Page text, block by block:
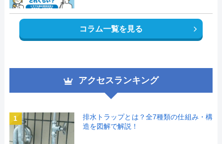
コラム一覧を見る
アクセスランキング
1
排水トラップとは？全7種類の仕組み・構
造を図解で解説！